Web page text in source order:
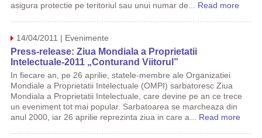
asigura protectie pe teritoriul sau unui numar de... Read more
14/04/2011 | Evenimente
Press-release: Ziua Mondiala a Proprietatii
Intelectuale-2011 „Conturand Viitorul”
In fiecare an, pe 26 aprilie, statele-membre ale Organizatiei
Mondiale a Proprietatii Intelectuale (OMPI) sarbatoresc Ziua
Mondiala a Proprietatii Intelectuale, care devine pe an ce trece
un eveniment tot mai popular. Sarbatoarea se marcheaza din
anul 2000, iar 26 aprilie reprezinta ziua in care a... Read more